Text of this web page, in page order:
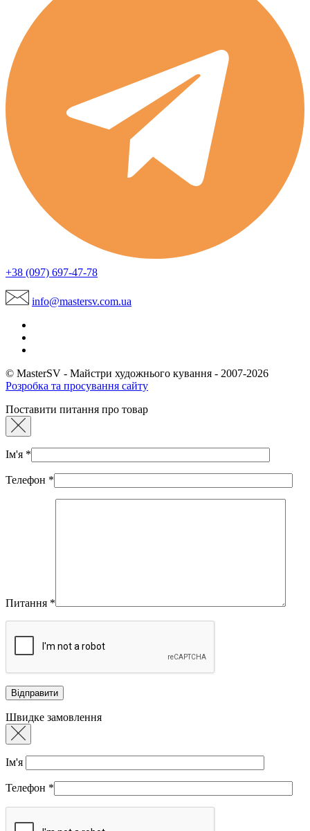
+38 (097) 697-47-78
info@mastersv.com.ua
© MasterSV - Майстри художнього кування - 2007-2026
Розробка та просування сайту
Поставити питання про товар
Ім'я *
Телефон *
Питання *
Швидке замовлення
Ім'я
Телефон *